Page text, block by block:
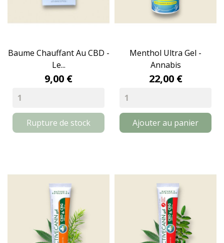
Baume Chauffant Au CBD -
Le...
9,00 €
Rupture de stock
Menthol Ultra Gel -
Annabis
22,00 €
Ajouter au panier